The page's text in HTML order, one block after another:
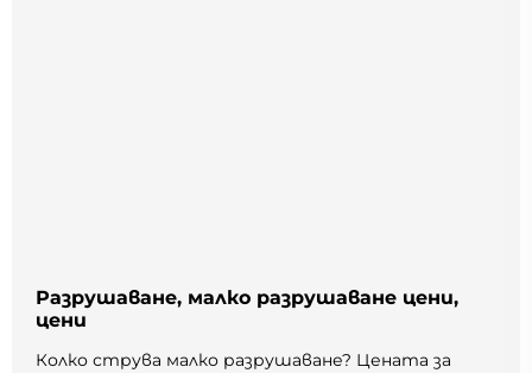
Разрушаване, малко разрушаване цени,
цени
Колко струва малко разрушаване? Цената за